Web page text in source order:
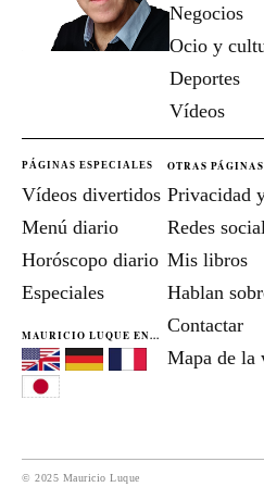
Negocios
Ocio y
Deportes
Vídeos
PÁGINAS ESPECIALES
Vídeos divertidos
Menú diario
Horóscopo diario
Especiales
MAURICIO LUQUE EN...
OTRAS PÁGINAS
Privacidad
Redes
Mis libros
Hablan
Contactar
Mapa de la
© 2025 Mauricio Luque